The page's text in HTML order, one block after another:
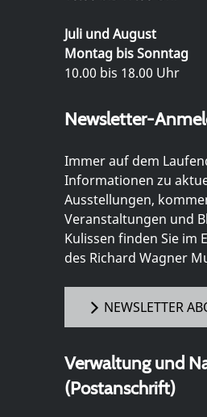
Juli und August
Montag bis Sonntag
10.00 bis 18.00 Uhr
Newsletter-
Immer auf dem
Informationen zu
Ausstellungen,
Veranstaltungen und
Kulissen finden Sie im
des Richard Wagner
NEWSLETTER
Verwaltung und
(Postanschrift)